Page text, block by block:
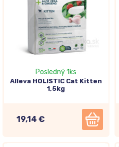
Posledný 1ks
Alleva HOLISTIC Cat Kitten
1,5kg
19,14 €